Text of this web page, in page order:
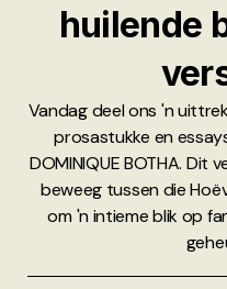
huilende
Vandag deel ons 'n
prosastukke en
DOMINIQUE BOTHA. Dit
beweeg tussen die
om 'n intieme blik op